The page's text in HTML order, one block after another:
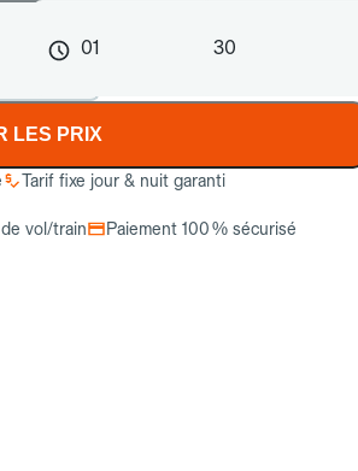
01 30
LES PRIX
Tarif fixe jour & nuit garanti
vol/train
Paiement 100 % sécurisé